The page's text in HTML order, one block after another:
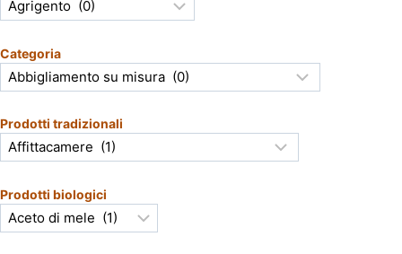
Categoria
Prodotti tradizionali
Prodotti biologici